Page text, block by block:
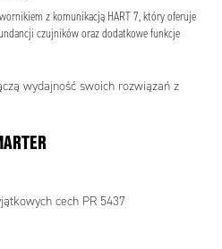
z komunikacją HART 7, który oferuje
czujników oraz dodatkowe funkcje
wydajność swoich rozwiązań z
cech PR 5437